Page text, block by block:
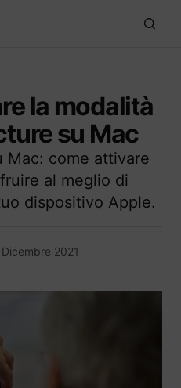
la modalità
su Mac
Mac: come attivare
al meglio di
dispositivo Apple.
Dicembre 2021